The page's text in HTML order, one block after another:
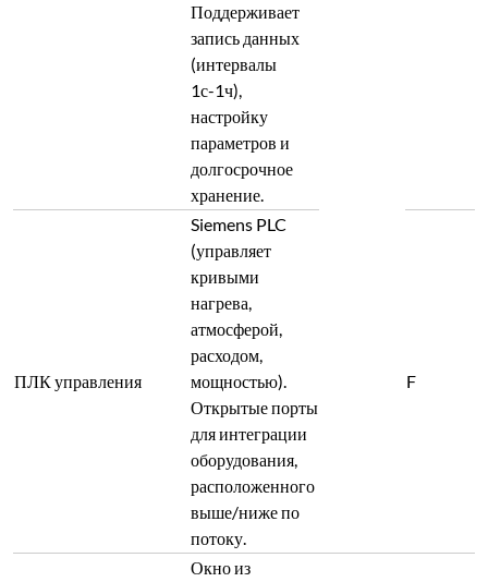
Поддерживает
запись данных
(интервалы
1с-1ч),
настройку
параметров и
долгосрочное
хранение.
ПЛК управления
Siemens PLC
(управляет
кривыми
нагрева,
атмосферой,
расходом,
мощностью).
Открытые порты
для интеграции
оборудования,
расположенного
выше/ниже по
потоку.
F
Окно из